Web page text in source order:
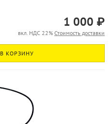
1 000 ₽
вкл. НДС 22% Стоимость доставки
В КОРЗИНУ